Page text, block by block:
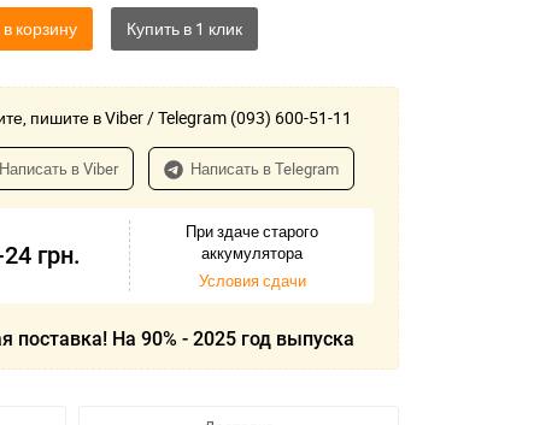
корзину
пишите в Viber / Telegram (093) 600-51-11
Написать в Viber Написать в Telegram
грн.
При здаче старого
аккумулятора
Условия сдачи
поставка! На 90% - 2025 год выпуска